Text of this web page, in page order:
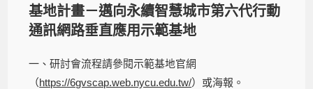
基地計畫－邁向永續智慧城市第六代行動
通訊網路垂直應用示範基地
一、研討會流程請參閱示範基地官網
（https://6gvscap.web.nycu.edu.tw/）或海報。